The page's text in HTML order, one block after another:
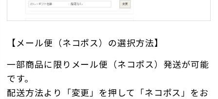
【メール便（ネコポス）の選択方法】
一部商品に限りメール便（ネコポス）発送が可能
です。
配送方法より「変更」を押して「ネコポス」をお